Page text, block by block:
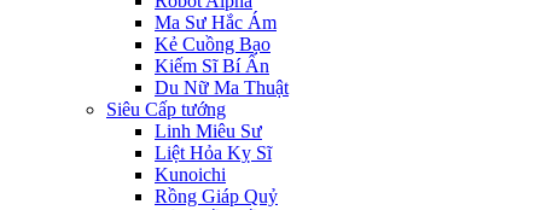
Ma Sư Hắc Ám
Kẻ Cuồng Bạo
Kiếm Sĩ Bí Ẩn
Du Nữ Ma Thuật
Siêu Cấp tướng
Linh Miêu Sư
Liệt Hỏa Kỵ Sĩ
Kunoichi
Rồng Giáp Quỷ